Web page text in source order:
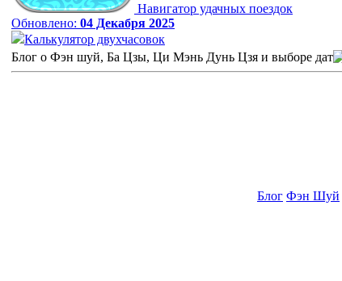
Навигатор удачных поездок
Обновлено: 04 Декабря 2025
Калькулятор двухчасовок
Блог о Фэн шуй, Ба Цзы, Ци Мэнь Дунь Цзя и выборе дат
Блог Фэн Шуй